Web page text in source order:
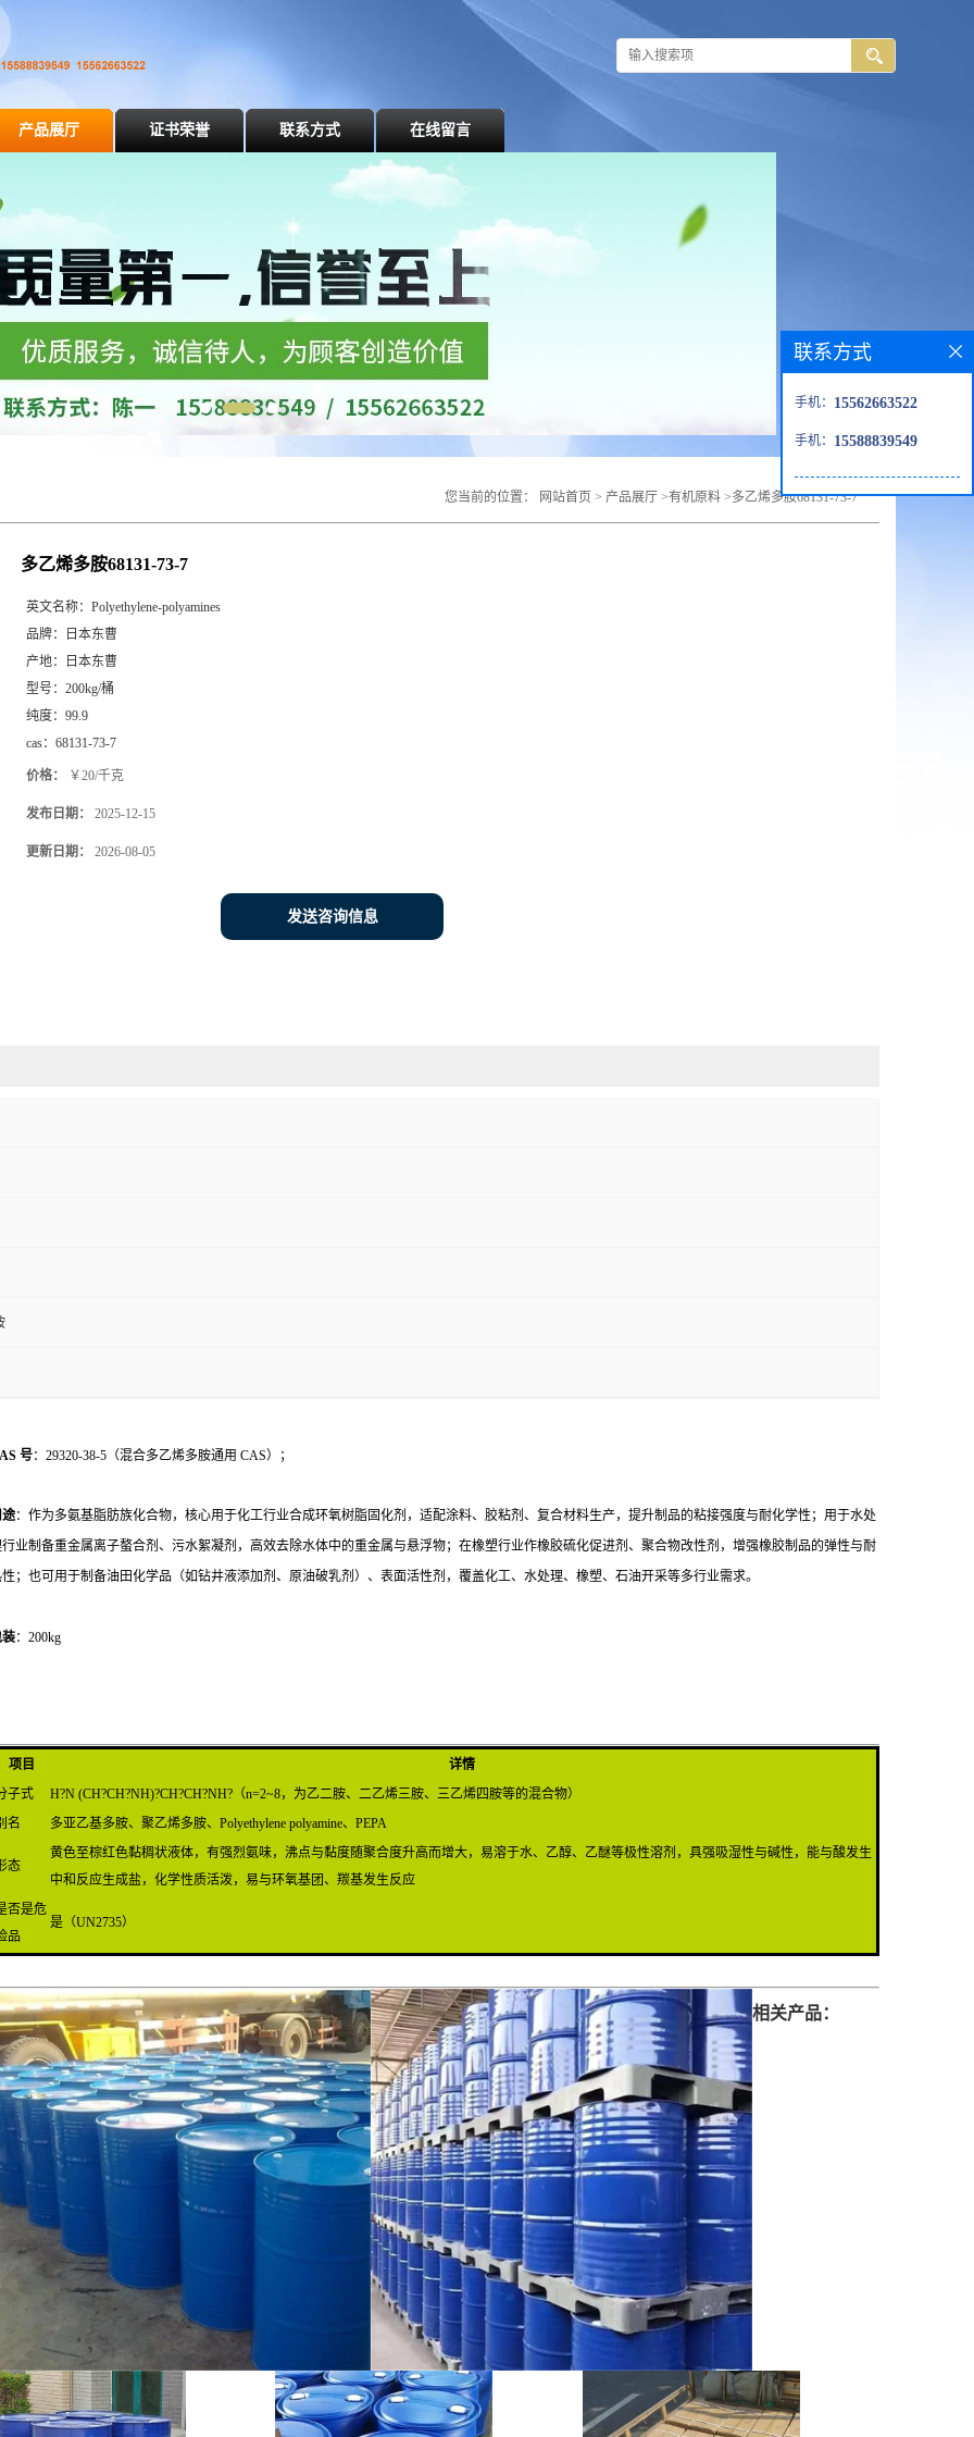
产品展厅 证书荣誉 联系方式 在线留言
您当前的位置： 网站首页 > 产品展厅 >有机原料 >多乙烯多胺68131-73-7
多乙烯多胺68131-73-7
英文名称： Polyethylene-polyamines
品牌：
日本东曹
产地：
日本东曹
型号： 200kg/桶
纯度： 99.9
cas： 68131-73-7
价格： ￥20/千克
发布日期： 2025-12-15
更新日期： 2026-08-05
发送咨询信息
号：29320-38-5（混合多乙烯多胺通用 CAS）；
：作为多氨基脂肪族化合物，核心用于化工行业合成环氧树脂固化剂，适配涂料、胶粘剂、复合材料生产，提升制品的粘接强度与耐化学性；用于水处
业制备重金属离子螯合剂、污水絮凝剂，高效去除水体中的重金属与悬浮物；在橡塑行业作橡胶硫化促进剂、聚合物改性剂，增强橡胶制品的弹性与耐
；也可用于制备油田化学品（如钻井液添加剂、原油破乳剂）、表面活性剂，覆盖化工、水处理、橡塑、石油开采等多行业需求。
：200kg
项目
详情
子式
H?N (CH?CH?NH)?CH?CH?NH?（n=2~8，为乙二胺、二乙烯三胺、三乙烯四胺等的混合物）
名
多亚乙基多胺、聚乙烯多胺、Polyethylene polyamine、PEPA
态
黄色至棕红色黏稠状液体，有强烈氨味，沸点与黏度随聚合度升高而增大，易溶于水、乙醇、乙醚等极性溶剂，具强吸湿性与碱性，能与酸发生
中和反应生成盐，化学性质活泼，易与环氧基团、羰基发生反应
否是危
品
是（UN2735）
相关产品：
联系方式
手机： 15562663522
手机： 15588839549